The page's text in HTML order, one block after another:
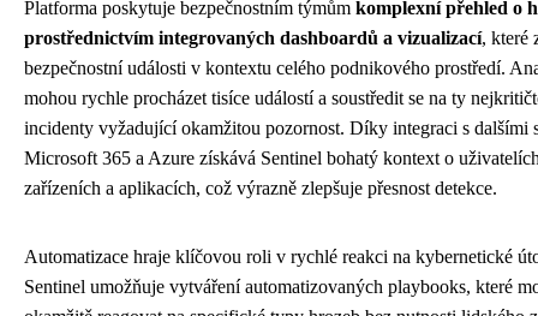
Platforma poskytuje bezpečnostním týmům komplexní přehled o
prostřednictvím integrovaných dashboardů a vizualizací, které
bezpečnostní události v kontextu celého podnikového prostředí.
mohou rychle procházet tisíce událostí a soustředit se na ty
incidenty vyžadující okamžitou pozornost. Díky integraci s dalšími
Microsoft 365 a Azure získává Sentinel bohatý kontext o
zařízeních a aplikacích, což výrazně zlepšuje přesnost detekce.
Automatizace hraje klíčovou roli v rychlé reakci na kybernetické
Sentinel umožňuje vytváření automatizovaných playbooks, které